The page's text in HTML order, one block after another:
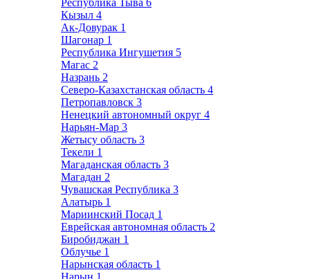
Республика Тыва 6
Кызыл 4
Ак-Довурак 1
Шагонар 1
Республика Ингушетия 5
Магас 2
Назрань 2
Северо-Казахстанская область 4
Петропавловск 3
Ненецкий автономный округ 4
Нарьян-Мар 3
Жетысу область 3
Текели 1
Магаданская область 3
Магадан 2
Чувашская Республика 3
Алатырь 1
Мариинский Посад 1
Еврейская автономная область 2
Биробиджан 1
Облучье 1
Нарынская область 1
Нарын 1